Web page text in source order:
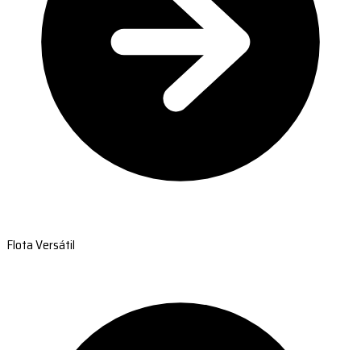
Flota Versátil